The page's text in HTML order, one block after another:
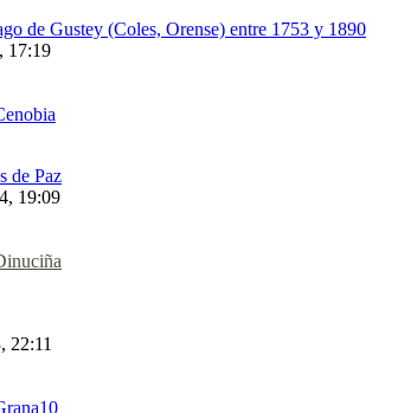
de Gustey (Coles, Orense) entre 1753 y 1890
17:19
de Paz
19:09
22:11